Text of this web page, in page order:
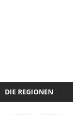
DIE REGIONEN